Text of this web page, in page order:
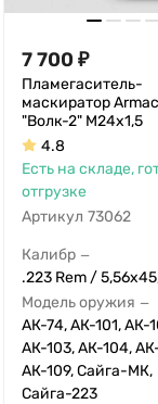
7 700 ₽
Пламегаситель-
маскиратор
"Волк-2" М24х1,5
4.8
Есть на складе,
отгрузке
Артикул 73062
Калибр —
.223 Rem /
Модель оружия —
АК-74, АК-101, АК-
АК-103, АК-104,
АК-109, Сайга-МК,
Сайга-223